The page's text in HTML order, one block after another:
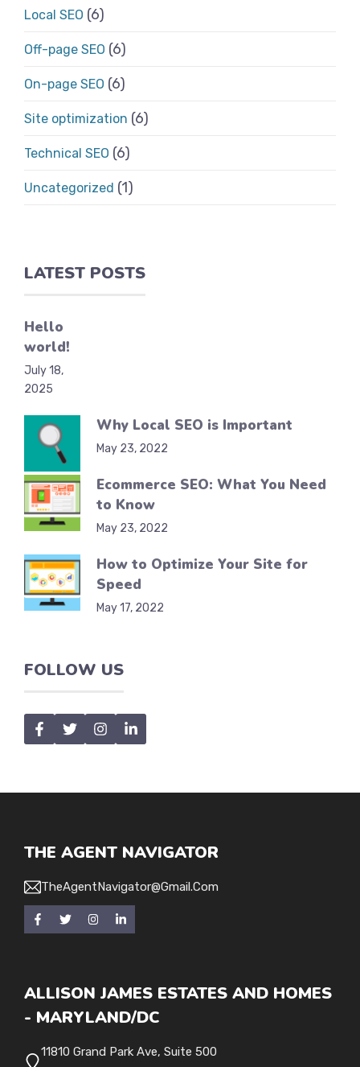
Local SEO (6)
Off-page SEO (6)
On-page SEO (6)
Site optimization (6)
Technical SEO (6)
Uncategorized (1)
LATEST POSTS
Hello
world!
July 18,
2025
Why Local SEO is Important
May 23, 2022
Ecommerce SEO: What You Need
to Know
May 23, 2022
How to Optimize Your Site for
Speed
May 17, 2022
FOLLOW US
THE AGENT NAVIGATOR
TheAgentNavigator@gmail.com
ALLISON JAMES ESTATES AND HOMES
- MARYLAND/DC
11810 Grand Park Ave, Suite 500